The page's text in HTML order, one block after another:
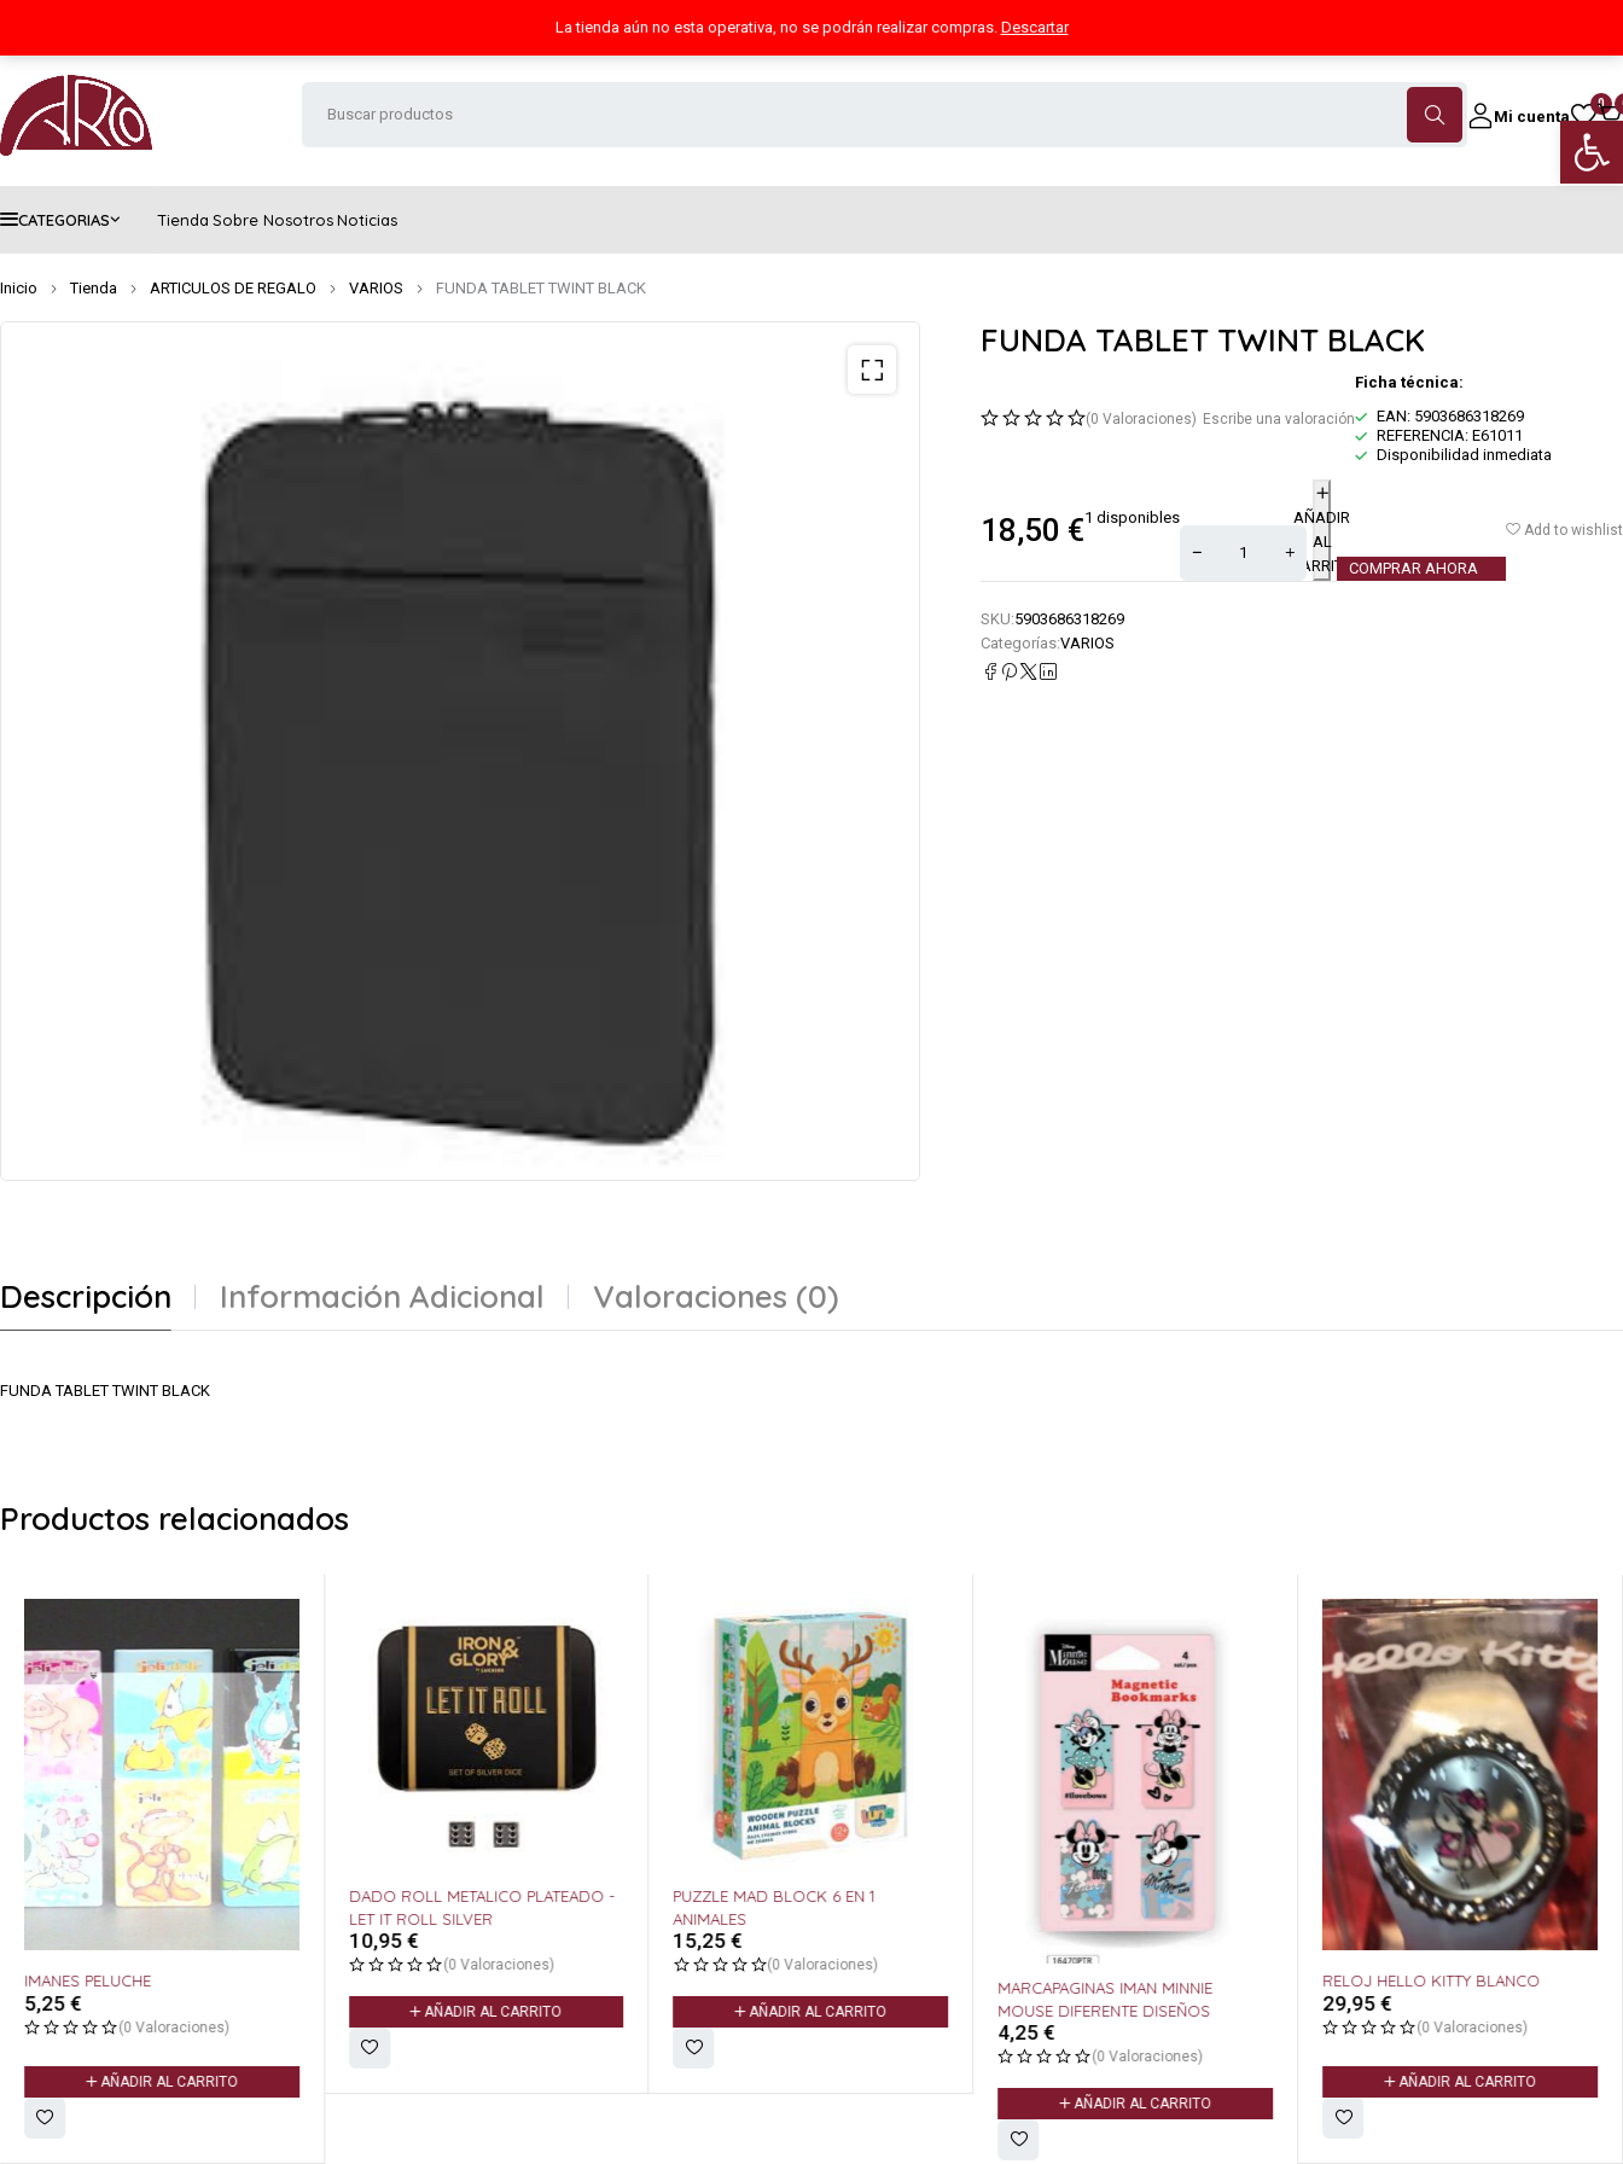
Abrir
La tienda aún no esta operativa, no se podrán realizar compras. Descartar
Mi cuenta
0
CATEGORIAS Tienda Sobre NosotrosNoticias
Inicio Tienda ARTICULOS DE REGALO VARIOS FUNDA TABLET TWINT BLACK
FUNDA TABLET TWINT BLACK
(0 Valoraciones) Escribe una valoración
Ficha técnica:
EAN: 5903686318269
REFERENCIA: E61011
Disponibilidad inmediata
18,50 €1 disponibles
AÑADIR
AL
CARRITOCOMPRAR AHORA
Add to wishlist
SKU:5903686318269
Categorías:VARIOS
Descripción Información Adicional Valoraciones (0)
FUNDA TABLET TWINT BLACK
Productos relacionados
IMANES PELUCHE
5,25 €
(0 Valoraciones)
AÑADIR AL CARRITO
DADO ROLL METALICO PLATEADO -
LET IT ROLL SILVER
10,95 €
(0 Valoraciones)
AÑADIR AL CARRITO
PUZZLE MAD BLOCK 6 EN 1
ANIMALES
15,25€
(0 Valoraciones)
AÑADIR AL CARRITO
MARCAPAGINAS IMAN MINNIE
MOUSE DIFERENTE DISEÑOS
4,25€
(0 Valoraciones)
AÑADIR AL CARRITO
RELOJ HELLO KITTY BLANCO
29,95€
(0 Valoraciones)
AÑADIR AL CARRITO